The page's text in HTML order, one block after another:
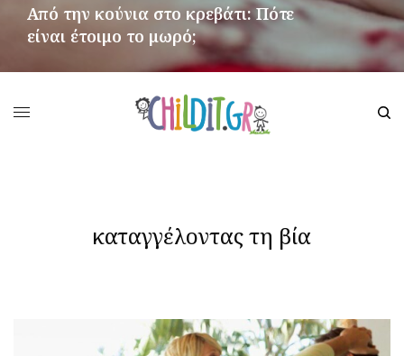
Από την κούνια στο κρεβάτι: Πότε
είναι έτοιμο το μωρό;
καταγγέλοντας τη βία